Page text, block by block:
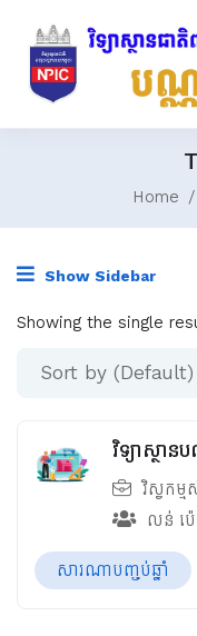
Home
Show Sidebar
Showing the single
Sort by (Default)
វិទ្យាស្ថា
វិស្វក
លន់ ប៉
សារណាបញ្ចប់ឆ្នាំ